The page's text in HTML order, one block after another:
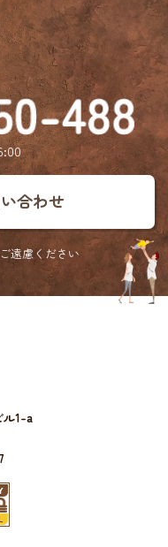
合わせ
ご遠慮ください
ル1-a